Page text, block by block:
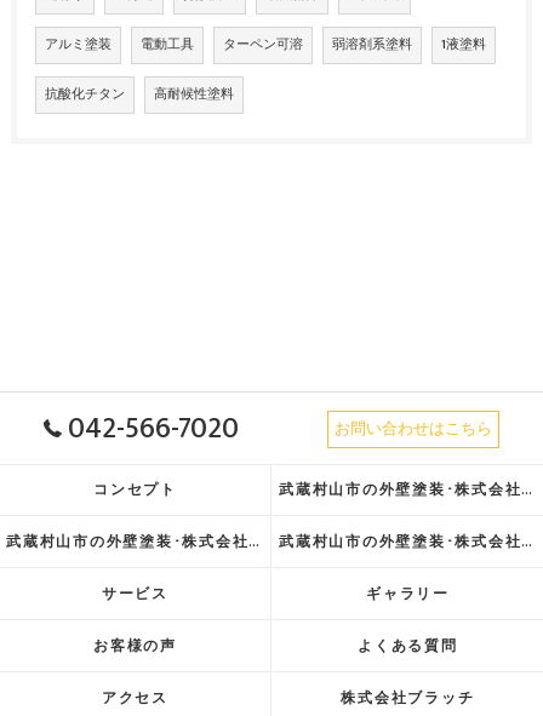
アルミ塗装 電動工具 ターペン可溶 弱溶剤系塗料 1液塗料
抗酸化チタン 高耐候性塗料
042-566-7020 お問い合わせはこちら
コンセプト 武蔵村山市の外壁塗装･株式会社ブラッチの口コミ情報
武蔵村山市の外壁塗装･株式会社ブラッチの評判 武蔵村山市の外壁塗装･株式会社ブラッチのお客様の声
サービス ギャラリー
お客様の声 よくある質問
アクセス 株式会社ブラッチ